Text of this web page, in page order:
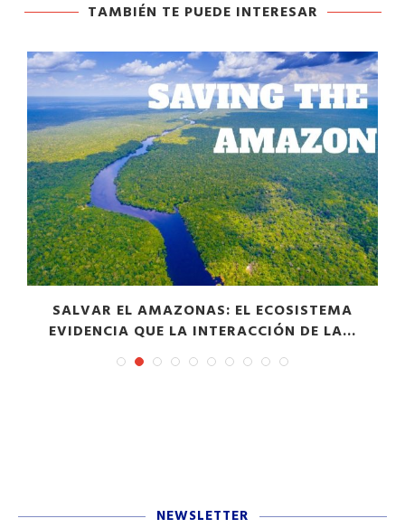
TAMBIÉN TE PUEDE INTERESAR
SALVAR EL AMAZONAS: EL ECOSISTEMA
EVIDENCIA QUE LA INTERACCIÓN DE LA...
NEWSLETTER